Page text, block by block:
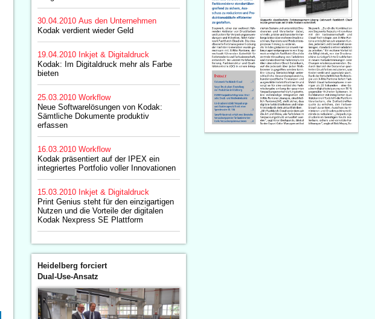
30.04.2010 Aus den Unternehmen
Kodak verdient wieder Geld
19.04.2010 Inkjet & Digitaldruck
Kodak: Im Digitaldruck mehr als Farbe
bieten
25.03.2010 Workflow
Neue Softwarelösungen von Kodak:
Sämtliche Dokumente produktiv
erfassen
16.03.2010 Workflow
Kodak präsentiert auf der IPEX ein
integriertes Portfolio voller Innovationen
15.03.2010 Inkjet & Digitaldruck
Print Genius steht für den einzigartigen
Nutzen und die Vorteile der digitalen
Kodak Nexpress SE Plattform
Heidelberg forciert
Dual-Use-Ansatz